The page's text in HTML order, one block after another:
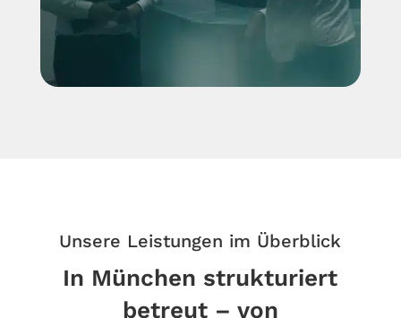
Unsere Leistungen im Überblick
In München strukturiert
betreut – von